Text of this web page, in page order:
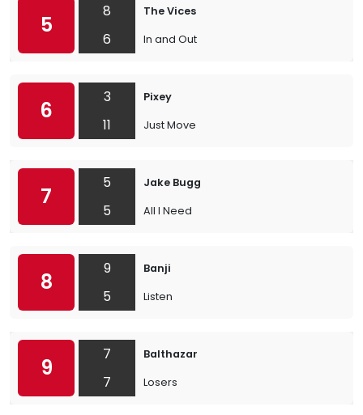
5
8
6
The Vices
In and Out
6
3
11
Pixey
Just Move
7
5
5
Jake Bugg
All I Need
8
9
5
Banji
Listen
9
7
7
Balthazar
Losers